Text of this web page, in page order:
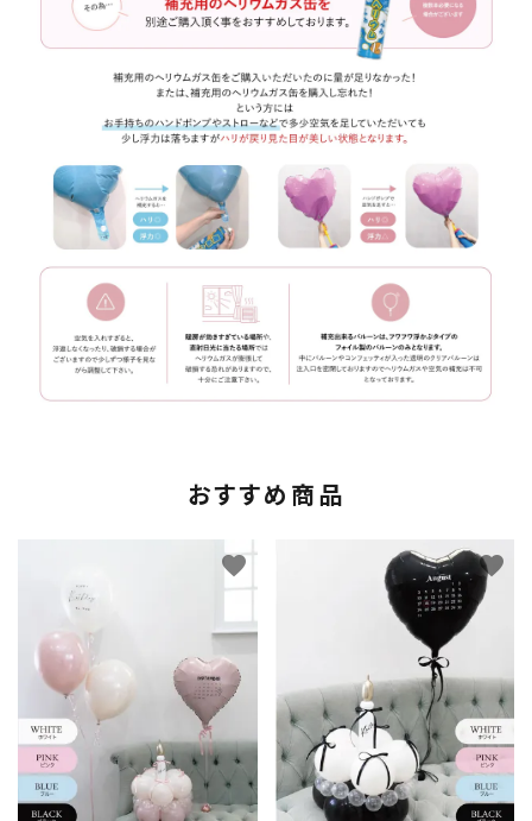
おすすめ商品
favorite favorite